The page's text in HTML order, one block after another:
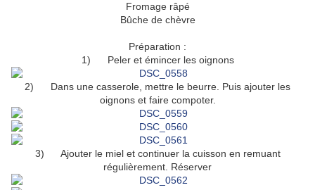
Fromage râpé
Bûche de chèvre
Préparation :
1) Peler et émincer les oignons
2) Dans une casserole, mettre le beurre. Puis ajouter les
oignons et faire compoter.
3) Ajouter le miel et continuer la cuisson en remuant
régulièrement. Réserver